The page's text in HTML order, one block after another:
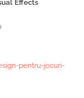
Effects
pentru-jocuri-